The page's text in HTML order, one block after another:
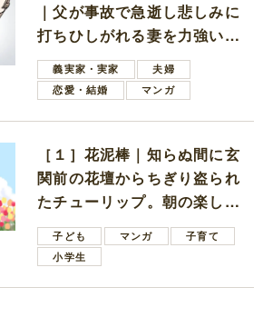
｜父が事故で急逝し悲しみに
打ちひしがれる妻を力強い言
葉で励ます夫
義実家・実家
夫婦
恋愛・結婚
マンガ
［１］花泥棒｜知らぬ間に玄
関前の花壇からちぎり盗られ
たチューリップ。朝の楽しみ
を奪われたショックは大きい
子ども マンガ
子育て
小学生